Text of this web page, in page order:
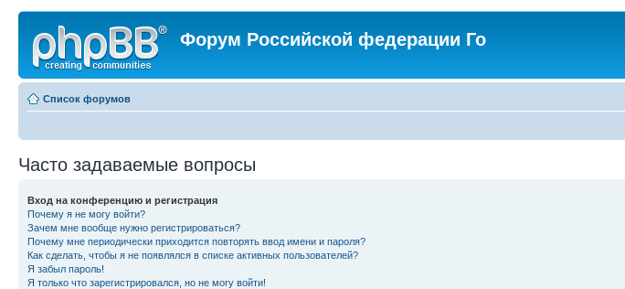
Форум Российской федерации Го
Список форумов
Часто задаваемые вопросы
Вход на конференцию и регистрация
Почему я не могу войти?
Зачем мне вообще нужно регистрироваться?
Почему мне периодически приходится повторять ввод имени и пароля?
Как сделать, чтобы я не появлялся в списке активных пользователей?
Я забыл пароль!
Я только что зарегистрировался, но не могу войти!